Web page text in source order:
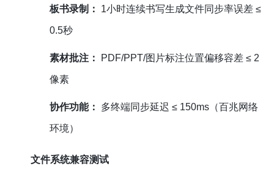
板书录制： 1小时连续书写生成文件同步率误差 ≤
0.5秒
素材批注： PDF/PPT/图片标注位置偏移容差 ≤ 2
像素
协作功能： 多终端同步延迟 ≤ 150ms（百兆网络
环境）
文件系统兼容测试